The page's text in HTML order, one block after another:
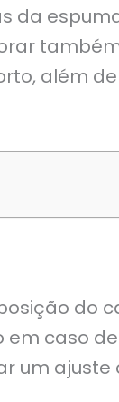
da
além
do
caso de
um ajuste